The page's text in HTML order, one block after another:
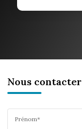
Nous contacter
Prénom*